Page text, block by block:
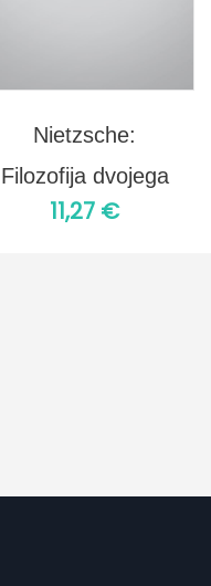
Nietzsche:
Filozofija dvojega
11,27 €